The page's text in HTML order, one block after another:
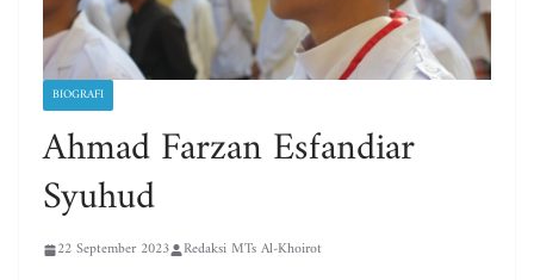
BIOGRAFI
Ahmad Farzan Esfandiar
Syuhud
22 September 2023 Redaksi MTs Al-Khoirot